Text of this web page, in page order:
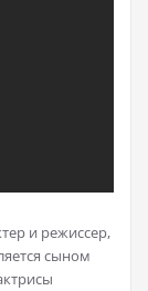
и режиссер,
сыном